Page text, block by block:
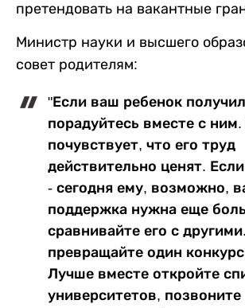
претендовать на вакантные
Министр науки и высшего
совет родителям:
"Если ваш ребенок
порадуйтесь вместе с
почувствует, что его труд
действительно ценят.
- сегодня ему, возможно,
поддержка нужна еще
сравнивайте его с
превращайте один
Лучше вместе откройте
университетов,